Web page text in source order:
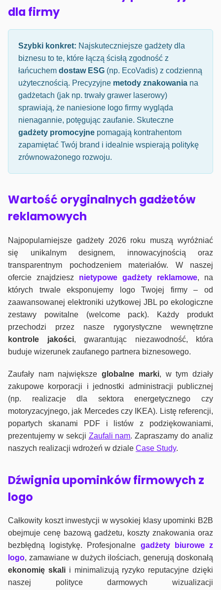
dla firmy
Szybki konkret: Najskuteczniejsze gadżety dla
biznesu to te, które łączą ścisłą zgodność z
łańcuchem dostaw ESG (np. EcoVadis) z codzienną
użytecznością. Precyzyjne metody znakowania na
gadżetach (jak np. trwały grawer laserowy)
sprawiają, że naniesione logo firmy wygląda
nienagannie, potęgując zaufanie. Skuteczne
gadżety promocyjne pomagają kontrahentom
zapamiętać Twój brand i idealnie wspierają politykę
zrównoważonego rozwoju.
Wartość oryginalnych gadżetów
reklamowych
Najpopularniejsze gadżety 2026 roku muszą wyróżniać
się unikalnym designem, innowacyjnością oraz
transparentnym pochodzeniem materiałów. W naszej
ofercie znajdziesz nietypowe gadżety reklamowe, na
których trwale eksponujemy logo Twojej firmy – od
zaawansowanej elektroniki użytkowej JBL po ekologiczne
zestawy powitalne (welcome pack). Każdy produkt
przechodzi przez nasze rygorystyczne wewnętrzne
kontrole jakości, gwarantując niezawodność, która
buduje wizerunek zaufanego partnera biznesowego.
Zaufały nam największeglobalne marki, w tym działy
zakupowe korporacji i jednostki administracji publicznej
(np. realizacje dla sektora energetycznego czy
motoryzacyjnego, jak Mercedes czy IKEA). Listę referencji,
popartych skanami PDF i listów z podziękowaniami,
prezentujemy w sekcji Zaufali nam. Zapraszamy do analiz
naszych realizacji wdrożeń w dziale Case Study.
Dźwignia upominków firmowych z
logo
Całkowity koszt inwestycji w wysokiej klasy upominki B2B
obejmuje cenę bazową gadżetu, koszty znakowania oraz
bezbłędną logistykę. Profesjonalne gadżety biurowe z
logo, zamawiane w dużych ilościach, generują doskonałą
ekonomię skalii minimalizują ryzyko reputacyjne dzięki
naszej polityce darmowych wizualizacji